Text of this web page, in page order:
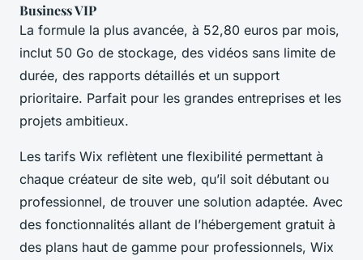
Business VIP
La formule la plus avancée, à 52,80 euros par mois,
inclut 50 Go de stockage, des vidéos sans limite de
durée, des rapports détaillés et un support
prioritaire. Parfait pour les grandes entreprises et les
projets ambitieux.
Les tarifs Wix reflètent une flexibilité permettant à
chaque créateur de site web, qu’il soit débutant ou
professionnel, de trouver une solution adaptée. Avec
des fonctionnalités allant de l’hébergement gratuit à
des plans haut de gamme pour professionnels, Wix